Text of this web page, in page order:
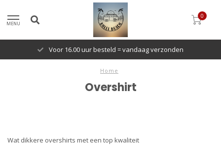
MENU
0
Voor 16.00 uur besteld = vandaag verzonden
Home
Overshirt
Wat dikkere overshirts met een top kwaliteit